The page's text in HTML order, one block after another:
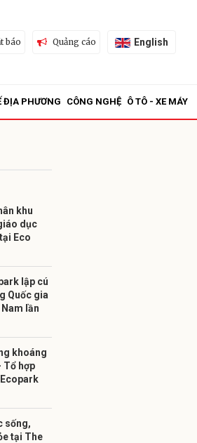
báo Quảng cáo English
ĐỊA PHƯƠNG CÔNG NGHỆ Ô TÔ - XE MÁY
khu
dục
Eco
lập cú
Quốc gia
lần
khoáng
Tổ hợp
sống,
tại The